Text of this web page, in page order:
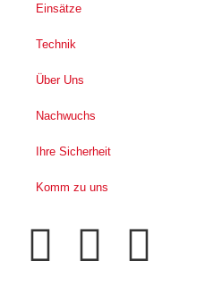
Einsätze
Technik
Über Uns
Nachwuchs
Ihre Sicherheit
Komm zu uns